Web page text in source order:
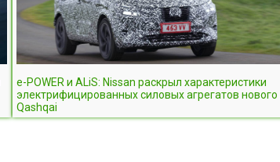
e-POWER и ALiS: Nissan раскрыл характеристики
электрифицированных силовых агрегатов нового
Qashqai